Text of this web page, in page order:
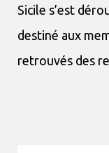
Sicile s’est
destiné aux
retrouvés des